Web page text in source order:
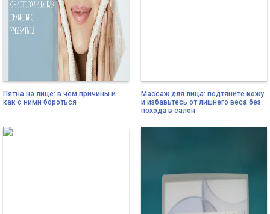
Пятна на лице: в чем причины и
как с ними бороться
Массаж для лица: подтяните кожу
и избавьтесь от лишнего веса без
похода в салон